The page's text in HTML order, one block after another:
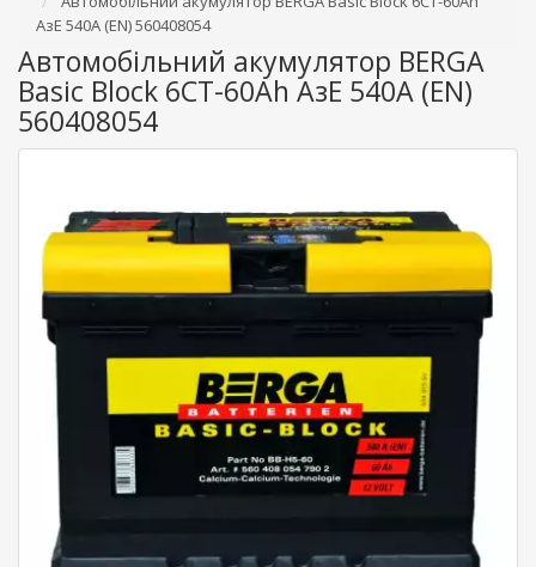
АзЕ 540A (EN) 560408054
Автомобільний акумулятор BERGA
Basic Block 6СТ-60Ah АзЕ 540A (EN)
560408054